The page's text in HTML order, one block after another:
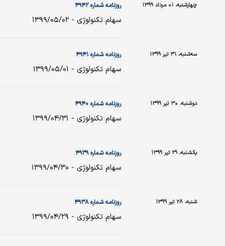
چهارشنبه، ۰۱ مرداد ۱۳۹۹ روزنامه شماره ۴۹۴۲
سهام تکنولوژی - ۱۳۹۹/۰۵/۰۲
سه‌شنبه، ۳۱ تیر ۱۳۹۹ روزنامه شماره ۴۹۴۱
سهام تکنولوژی - ۱۳۹۹/۰۵/۰۱
دوشنبه، ۳۰ تیر ۱۳۹۹ روزنامه شماره ۴۹۴۰
سهام تکنولوژی - ۱۳۹۹/۰۴/۳۱
یکشنبه، ۲۹ تیر ۱۳۹۹ روزنامه شماره ۴۹۳۹
سهام تکنولوژی - ۱۳۹۹/۰۴/۳۰
شنبه، ۲۸ تیر ۱۳۹۹ روزنامه شماره ۴۹۳۸
سهام تکنولوژی - ۱۳۹۹/۰۴/۲۹